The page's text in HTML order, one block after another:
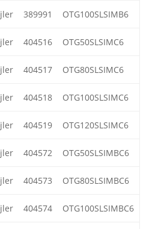
389991 OTG100SLSIMB6
404516 OTG50SLSIMC6
404517 OTG80SLSIMC6
404518 OTG100SLSIMC6
404519 OTG120SLSIMC6
404572 OTG50SLSIMBC6
404573 OTG80SLSIMBC6
404574 OTG100SLSIMBC6